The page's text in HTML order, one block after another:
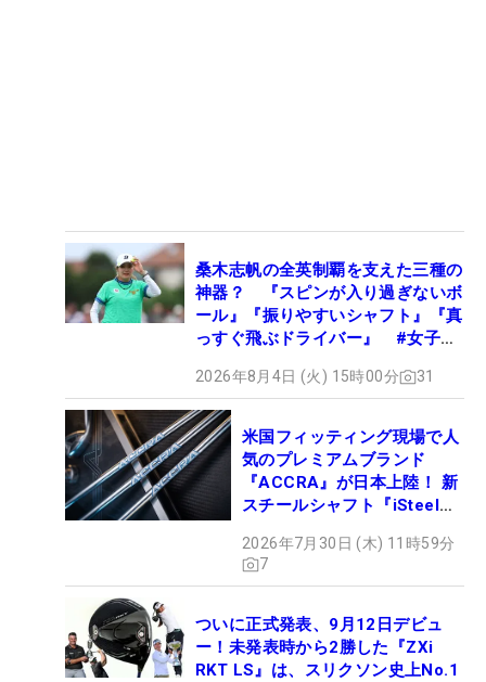
桑木志帆の全英制覇を支えた三種の
神器？ 『スピンが入り過ぎないボ
ール』『振りやすいシャフト』『真
っすぐ飛ぶドライバー』 #女子プ
2026年8月4日 (火) 15時00分 31
米国フィッティング現場で人
気のプレミアムブランド
『ACCRA』が日本上陸！ 新
スチールシャフト『iSteel
2026年7月30日 (木) 11時59分
7
ついに正式発表、9月12日デビュ
ー！未発表時から2勝した『ZXi
RKT LS』は、スリクソン史上No.1